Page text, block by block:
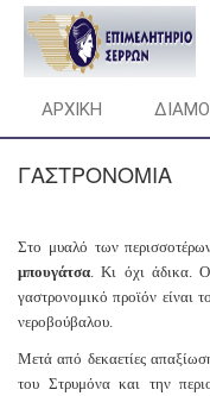
ΑΡΧΙΚΗ
ΓΑΣΤΡΟΝΟΜΙΑ
Στο μυαλό των
μπουγάτσα. Κι όχι άδικα.
γαστρονομικό προϊόν είναι το
νεροβούβαλου.
Μετά από δεκαετίες
του Στρυμόνα και την